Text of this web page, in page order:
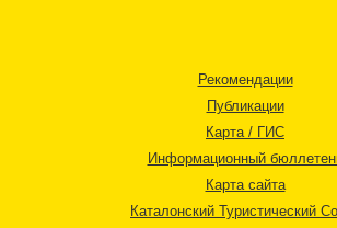
Рекомендации
Публикации
Карта / ГИС
Информационный
Карта сайта
Каталонский Туристический